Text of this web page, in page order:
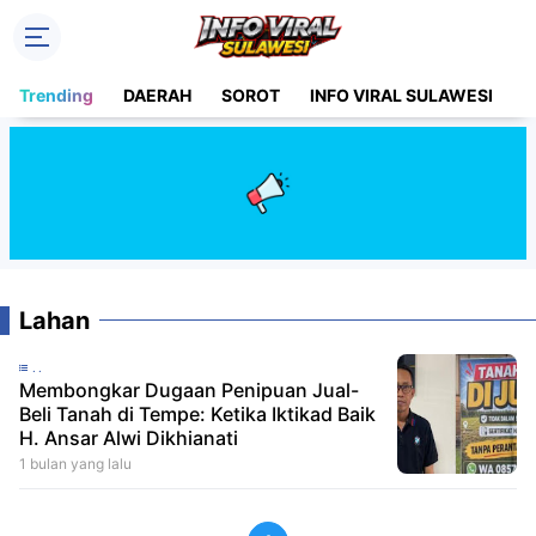
Trending DAERAH SOROT INFO VIRAL SULAWESI
Lahan
Membongkar Dugaan Penipuan Jual-
Beli Tanah di Tempe: Ketika Iktikad Baik
H. Ansar Alwi Dikhianati
1 bulan yang lalu